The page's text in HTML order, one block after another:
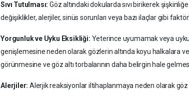
Sıvı Tutulması: Göz altındaki dokularda sıvı birikerek
değişiklikler, alerjiler, sinüs sorunları veya bazı ilaçlar gibi
Yorgunluk ve Uyku Eksikliği: Yeterince uyumamak veya
genişlemesine neden olarak gözlerin altında koyu halkalara
görünmesine ve göz altı torbalarının daha belirgin hale
Alerjiler: Alerjik reaksiyonlar iltihaplanmaya neden olarak